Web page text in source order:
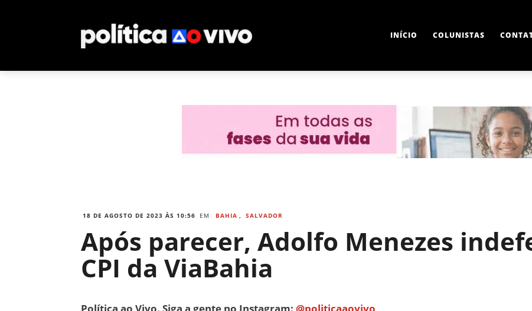
INÍCIO COLUNISTAS
18 DE AGOSTO DE 2023 ÀS 10:56 EM BAHIA , SALVADOR
Após parecer, Adolfo Menezes
CPI da ViaBahia